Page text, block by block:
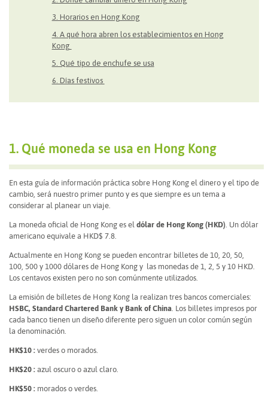
3. Horarios en Hong Kong
4. A qué hora abren los establecimientos en Hong
Kong
5. Qué tipo de enchufe se usa
6. Días festivos
1. Qué moneda se usa en Hong Kong
En esta guía de información práctica sobre Hong Kong el dinero y el tipo de
cambio, será nuestro primer punto y es que siempre es un tema a
considerar al planear un viaje.
La moneda oficial de Hong Kong es el dólar de Hong Kong (HKD) . Un dólar
americano equivale a HKD$ 7.8.
Actualmente en Hong Kong se pueden encontrar billetes de 10, 20, 50,
100, 500 y 1000 dólares de Hong Kong y las monedas de 1, 2, 5 y 10 HKD.
Los centavos existen pero no son comúnmente utilizados.
La emisión de billetes de Hong Kong la realizan tres bancos comerciales:
HSBC, Standard Chartered Bank y Bank of China . Los billetes impresos por
cada banco tienen un diseño diferente pero siguen un color común según
la denominación.
HK$10 : verdes o morados.
HK$20 : azul oscuro o azul claro.
HK$50 : morados o verdes.